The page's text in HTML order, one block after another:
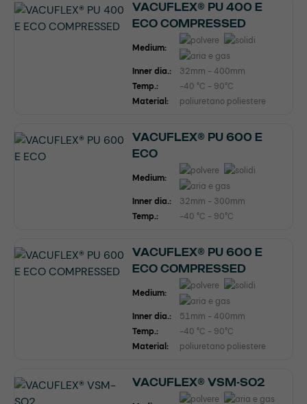
VACUFLEX® PU 400 E
ECO COMPRESSED
Medium:
Inner dia.:
32mm - 400mm
Temp.:
-40 °C - 90°C
Material:
poliuretano poliestere
VACUFLEX® PU 600 E
ECO
Medium:
Inner dia.:
32mm - 300mm
Temp.:
-40 °C - 90°C
VACUFLEX® PU 600 E
ECO COMPRESSED
Medium:
Inner dia.:
51mm - 400mm
Temp.:
-40 °C - 90°C
Material:
poliuretano poliestere
VACUFLEX® VSM-SO2